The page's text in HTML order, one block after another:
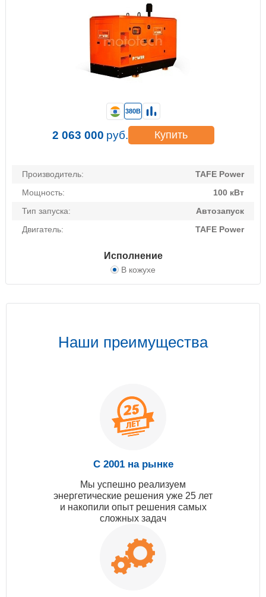
Производитель:
TAFE Power
Мощность:
100 кВт
Тип запуска:
Автозапуск
Двигатель:
TAFE Power
Исполнение
В кожухе
380В
2 063 000 руб. Купить
Наши преимущества
С 2001 на рынке
Мы успешно реализуем
энергетические решения уже 25 лет
и накопили опыт решения самых
сложных задач